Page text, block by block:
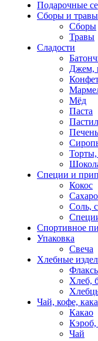
Подарочные
Сборы и травы
Сборы
Травы
Сладости
Джем,
Мёд
Паста
Специи и
Кокос
Соль,
Спортивное
Упаковка
Свеча
Хлебные
Хлеб,
Чай, кофе,
Какао
Чай